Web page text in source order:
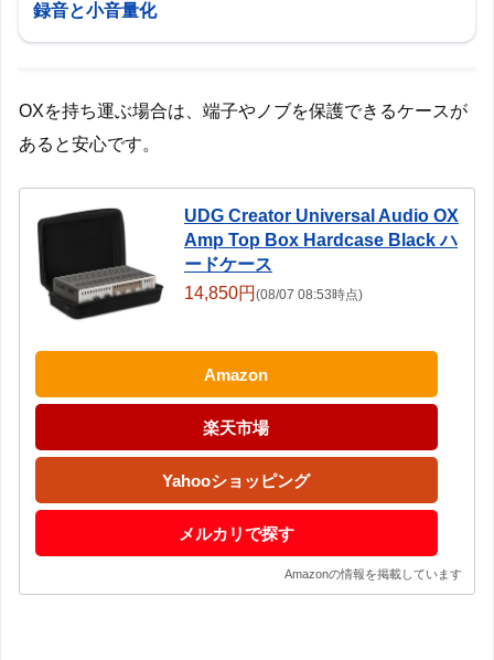
録音と小音量化
OXを持ち運ぶ場合は、端子やノブを保護できるケースが
あると安心です。
UDG Creator Universal Audio OX
Amp Top Box Hardcase Black ハ
ードケース
14,850円 (08/07 08:53時点)
Amazon
楽天市場
Yahooショッピング
メルカリで探す
Amazonの情報を掲載しています